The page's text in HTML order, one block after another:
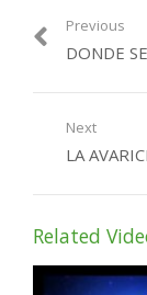
Previous
DONDE
Next
LA
Related